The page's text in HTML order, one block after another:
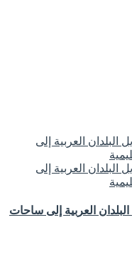
العربية إلى ساحات